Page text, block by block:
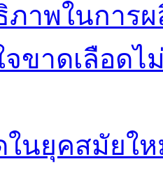
ภาพในการ
จขาดเลือด
ในยุคสมัยใ